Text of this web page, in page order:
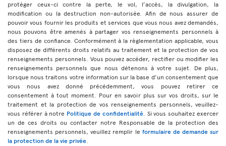
protéger ceux-ci contre la perte, le vol, l’accès, la divulgation, la
modification ou la destruction non-autorisée. Afin de nous assurer de
pouvoir vous fournir les produits et services que vous nous avez demandés,
nous pouvons être amenés à partager vos renseignements personnels à
des tiers de confiance. Conformément à la règlementation applicable, vous
disposez de différents droits relatifs au traitement et la protection de vos
renseignements personnels. Vous pouvez accéder, rectifier ou modifier les
renseignements personnels que nous détenons à votre sujet. De plus,
lorsque nous traitons votre information sur la base d’un consentement que
vous nous avez donné précédemment, vous pouvez retirer ce
consentement à tout moment. Pour en savoir plus sur vos droits, sur le
traitement et la protection de vos renseignements personnels, veuillez-
vous référer à notre Politique de confidentialité. Si vous souhaitez exercer
un de ces droits ou contacter notre Responsable de la protection des
renseignements personnels, veuillez remplir le formulaire de demande sur
la protection de la vie privée.